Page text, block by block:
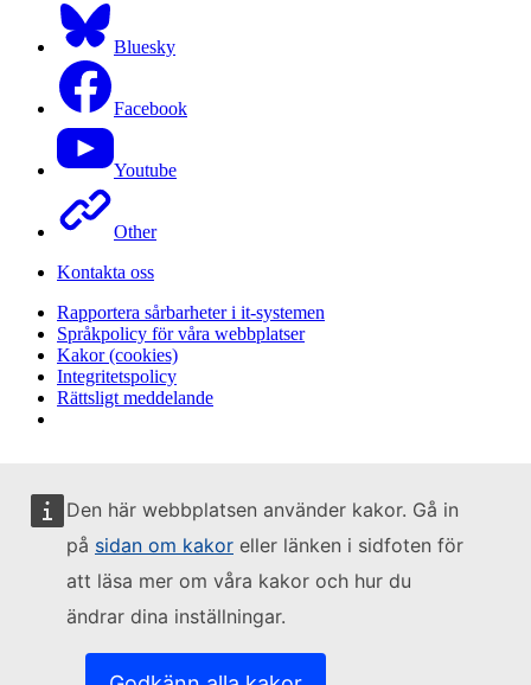
Den här webbplatsen använder kakor. Gå in
på sidan om kakor eller länken i sidfoten för
att läsa mer om våra kakor och hur du
ändrar dina inställningar.
Bluesky
Facebook
Youtube
Other
Kontakta oss
Rapportera sårbarheter i it-systemen
Språkpolicy för våra webbplatser
Kakor (cookies)
Integritetspolicy
Rättsligt meddelande